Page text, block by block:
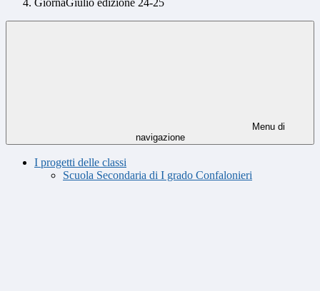
GiornaGiulio edizione 24-25
Menu di
navigazione
I progetti delle classi
Scuola Secondaria di I grado Confalonieri